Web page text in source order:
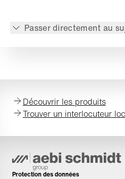
Passer directement au
Découvrir les produits
Trouver un interlocuteur
Protection des données